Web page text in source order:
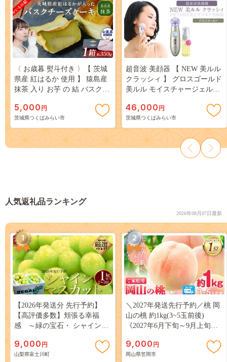
〈 お歳暮 熨斗付き 〉【 茨城
県産 紅はるか 使用 】 猿島産
抹茶 入り お芋 の 結 バスクチ
ケーキ デザート おやつ さつ
まいも 抹茶 お歳暮 御歳暮 ギ
フト 贈り物 [DL13-NT]
5,000 円
茨城県つくばみらい市
超音波 美顔器 【 NEW 美ルル
クラッシィ 】 グロスゴールド
美ルル モイスチャージェルb2
イオン導出 美容 美顔器 超音
波 イオン 振動 エステ 美容家
電 自宅エステ 自宅ケア
［DD03-NT］
46,000 円
茨城県つくばみらい市
人気返礼品ランキング
2026年08月07日最新
1
【2026年発送分 先行予約】
【高評価多数】頬張る幸福
感 ～緑の宝石・ シャインマ
３房） フルーツ 山梨県産 果
物 くだもの シャイン マスカ
9,000 円
山梨県富士川町
2
＼2027年発送先行予約／桃 岡
山の桃 約1kg(3~5玉前後)
《2027年6月下旬～9月上旬頃
岡山 はくとう スイーツ フル
ーツ 果物 デザート 旬 モモ も
9,000 円
岡山県笠岡市